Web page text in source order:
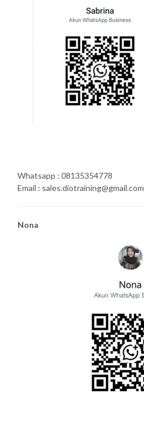
Whatsapp : 08135354778
Email : sales.diotraining@gmail.com
Nona